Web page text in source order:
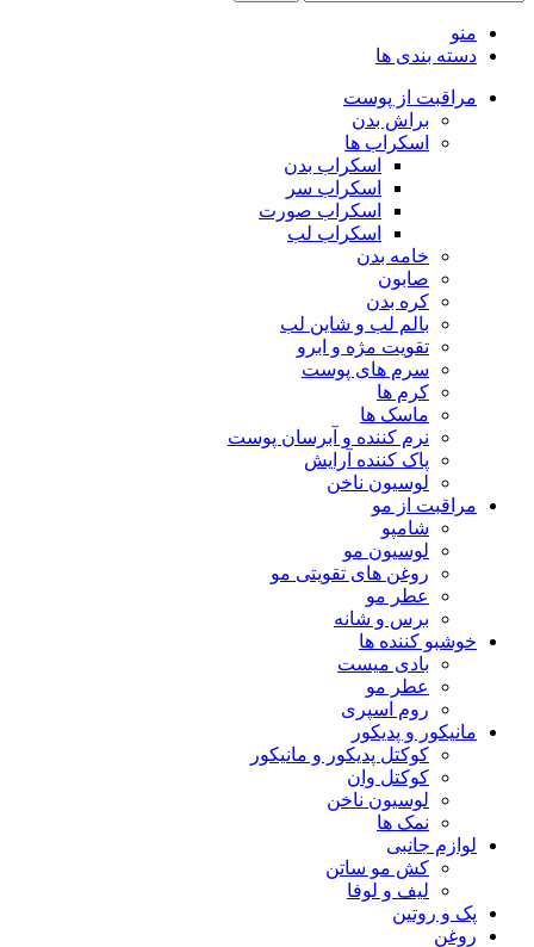
منو
دسته بندی ها
مراقبت از پوست
براش بدن
اسکراب ها
اسکراب بدن
اسکراب سر
اسکراب صورت
اسکراب لب
خامه بدن
صابون
کره بدن
بالم لب و شاین لب
تقویت مژه و ابرو
سرم های پوست
کرم ها
ماسک ها
نرم کننده و آبرسان پوست
پاک کننده آرایش
لوسیون ناخن
مراقبت از مو
شامپو
لوسیون مو
روغن های تقویتی مو
عطر مو
برس و شانه
خوشبو کننده ها
بادی میست
عطر مو
روم اسپری
مانیکور و پدیکور
کوکتل پدیکور و مانیکور
کوکتل وان
لوسیون ناخن
نمک ها
لوازم جانبی
کش مو ساتن
لیف و لوفا
پک و روتین
روغن